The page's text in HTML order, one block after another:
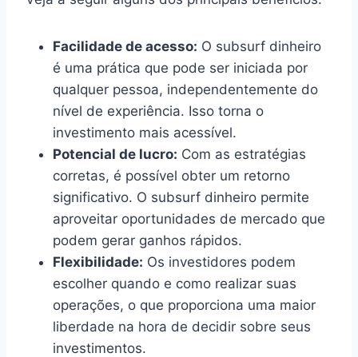
Facilidade de acesso: O subsurf dinheiro
é uma prática que pode ser iniciada por
qualquer pessoa, independentemente do
nível de experiência. Isso torna o
investimento mais acessível.
Potencial de lucro: Com as estratégias
corretas, é possível obter um retorno
significativo. O subsurf dinheiro permite
aproveitar oportunidades de mercado que
podem gerar ganhos rápidos.
Flexibilidade: Os investidores podem
escolher quando e como realizar suas
operações, o que proporciona uma maior
liberdade na hora de decidir sobre seus
investimentos.